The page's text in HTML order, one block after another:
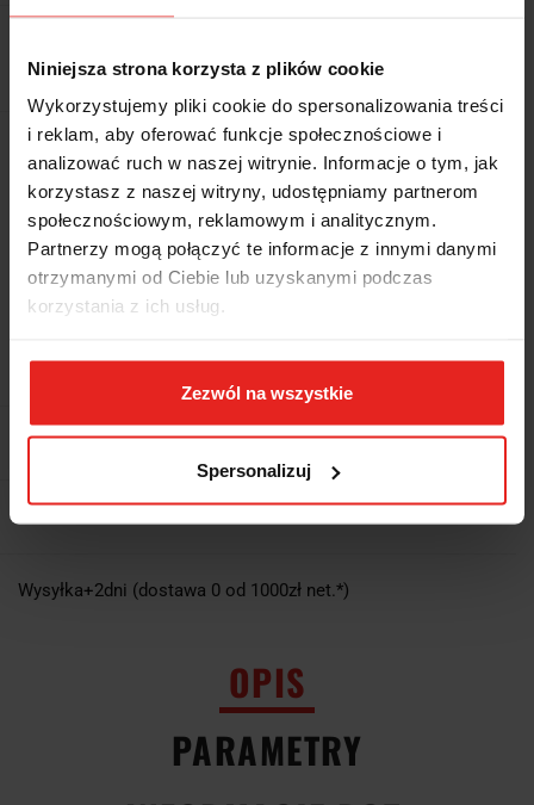
Niniejsza strona korzysta z plików cookie
Wykorzystujemy pliki cookie do spersonalizowania treści
i reklam, aby oferować funkcje społecznościowe i
analizować ruch w naszej witrynie. Informacje o tym, jak
korzystasz z naszej witryny, udostępniamy partnerom
społecznościowym, reklamowym i analitycznym.
Partnerzy mogą połączyć te informacje z innymi danymi
otrzymanymi od Ciebie lub uzyskanymi podczas
korzystania z ich usług.
Zezwól na wszystkie
Spersonalizuj
1268.86
Ilość w opakowaniu 1 KPL
Wysyłka w ciągu
Z magazynu producenta (3-5 dni
roboczych)
Cena przesyłki 0
Dostępność
Waga 1.18 kg
Pobierz produkt do PDF
Wysyłka+2dni (dostawa 0 od 1000zł net.*)
OPIS
PARAMETRY